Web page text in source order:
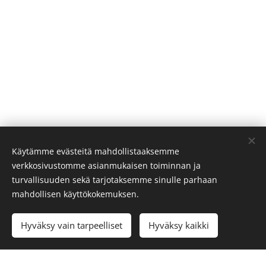
Add to cart
Käytämme evästeitä mahdollistaaksemme
verkkosivustomme asianmukaisen toiminnan ja
turvallisuuden sekä tarjotaksemme sinulle parhaan
mahdollisen käyttökokemuksen.
Hyväksy vain tarpeelliset Hyväksy kaikki